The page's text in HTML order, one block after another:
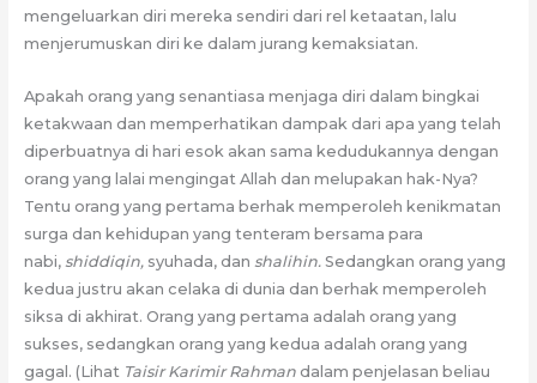
mengeluarkan diri mereka sendiri dari rel ketaatan, lalu
menjerumuskan diri ke dalam jurang kemaksiatan.
Apakah orang yang senantiasa menjaga diri dalam bingkai
ketakwaan dan memperhatikan dampak dari apa yang telah
diperbuatnya di hari esok akan sama kedudukannya dengan
orang yang lalai mengingat Allah dan melupakan hak-Nya?
Tentu orang yang pertama berhak memperoleh kenikmatan
surga dan kehidupan yang tenteram bersama para
nabi, shiddiqin, syuhada, dan shalihin.Sedangkan orang yang
kedua justru akan celaka di dunia dan berhak memperoleh
siksa di akhirat. Orang yang pertama adalah orang yang
sukses, sedangkan orang yang kedua adalah orang yang
gagal. (Lihat Taisir Karimir Rahman dalam penjelasan beliau